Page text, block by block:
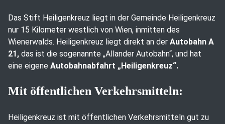
Das Stift Heiligenkreuz liegt in der Gemeinde Heiligenkreuz
nur 15 Kilometer westlich von Wien, inmitten des
Wienerwalds. Heiligenkreuz liegt direkt an der Autobahn A
21, das ist die sogenannte „Allander Autobahn“, und hat
eine eigene Autobahnabfahrt „Heiligenkreuz“.
Mit öffentlichen Verkehrsmitteln:
Heiligenkreuz ist mit öffentlichen Verkehrsmitteln gut zu